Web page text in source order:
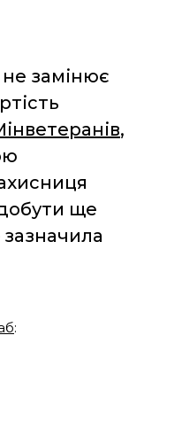
замінює
,
ще
зазначила
: